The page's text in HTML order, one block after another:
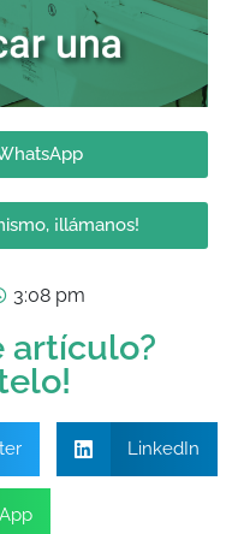
¡llámanos!
3:08 pm
artículo?
LinkedIn